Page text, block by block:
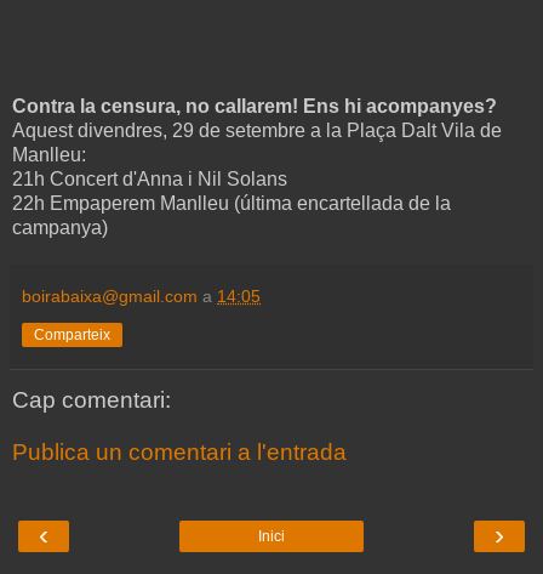
Contra la censura, no callarem! Ens hi acompanyes?
Aquest divendres, 29 de setembre a la Plaça Dalt Vila de
Manlleu:
21h Concert d'Anna i Nil Solans
22h Empaperem Manlleu (última encartellada de la
campanya)
boirabaixa@gmail.com a 14:05
Comparteix
Cap comentari:
Publica un comentari a l'entrada
‹ ›
Inici